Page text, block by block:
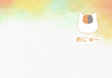
めにゅ〜